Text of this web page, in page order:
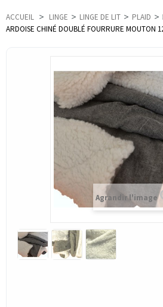
ACCUEIL > LINGE > LINGE DE LIT > PLAID >
ARDOISE CHINÉ DOUBLÉ FOURRURE MOUTON
Agrandir l'image